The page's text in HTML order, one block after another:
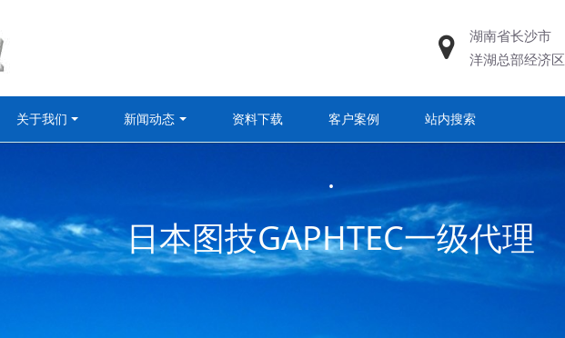
湖南省长沙市
洋湖总部经济区
关于我们 新闻动态 资料下载 客户案例 站内搜索
.
日本图技GAPHTEC一级代理